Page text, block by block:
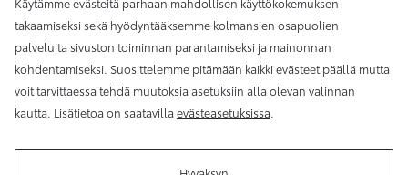
Juhan Auto Oy, Raahe
Juhan Auto Oy, Rovaniemi
takaamiseksi sekä hyödyntääksemme kolmansien osapuolien
palveluita sivuston toiminnan parantamiseksi ja mainonnan
kohdentamiseksi. Suosittelemme pitämään kaikki evästeet päällä mutta
voit tarvittaessa tehdä muutoksia asetuksiin alla olevan valinnan
kautta. Lisätietoa on saatavilla evästeasetuksissa.